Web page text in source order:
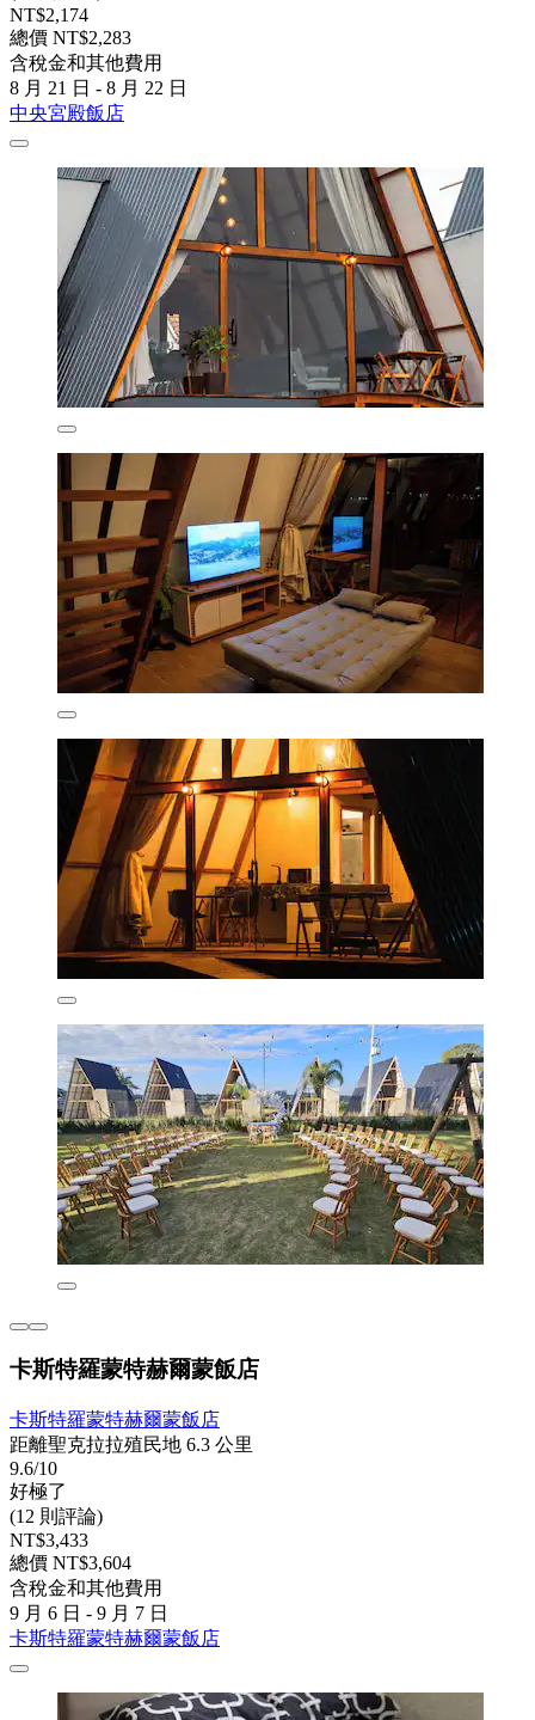
NT$2,174
總價 NT$2,283
含稅金和其他費用
8 月 21 日 - 8 月 22 日
中央宮殿飯店
卡斯特羅蒙特赫爾蒙飯店
卡斯特羅蒙特赫爾蒙飯店
距離聖克拉拉殖民地 6.3 公里
9.6/10
好極了
(12 則評論)
NT$3,433
總價 NT$3,604
含稅金和其他費用
9 月 6 日 - 9 月 7 日
卡斯特羅蒙特赫爾蒙飯店